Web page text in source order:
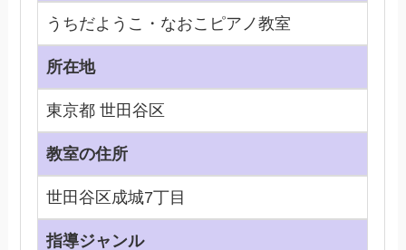
うちだようこ・なおこピアノ教室
所在地
東京都 世田谷区
教室の住所
世田谷区成城7丁目
指導ジャンル